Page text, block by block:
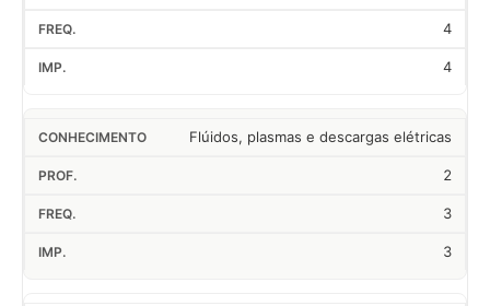
4
4
Flúidos, plasmas e descargas elétricas
2
3
3